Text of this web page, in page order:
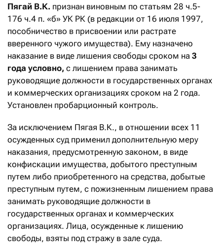
Пягай В.К. признан виновным по статьям 28 ч.5-
176 ч.4 п. «б» УК РК (в редакции от 16 июля 1997,
пособничество в присвоении или растрате
вверенного чужого имущества). Ему назначено
наказание в виде лишения свободы сроком на 3
года условно, с лишением права занимать
руководящие должности в государственных органах
и коммерческих организациях сроком на 2 года.
Установлен пробарционный контроль.
За исключением Пягая В.К., в отношении всех 11
осужденных суд применил дополнительную меру
наказания, предусмотренную законом, в виде
конфискации имущества, добытого преступным
путем либо приобретенного на средства, добытые
преступным путем, с пожизненным лишением права
занимать руководящие должности в
государственных органах и коммерческих
организациях. Лица, осужденные к лишению
свободы, взяты под стражу в зале суда.